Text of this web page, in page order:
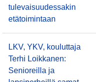
tulevaisuudessakin
etätoimintaan
LKV, YKV, kouluttaja
Terhi Loikkanen:
Senioreilla ja